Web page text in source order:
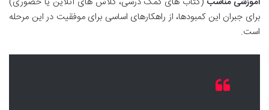
برای جبران این کمبودها، از راهکارهای اساسی برای موفقیت در این مرحله
است.